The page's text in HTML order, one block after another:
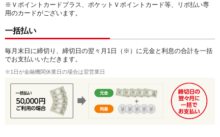
※Ｖポイントカードプラス、ポケットＶポイントカード等、リボ払い専
用のカードがございます。
一括払い
毎月末日に締切り、締切日の翌々月1日（※）に元金と利息の合計を一括
でお支払いいただきます。
1日が金融機関休業日の場合は翌営業日